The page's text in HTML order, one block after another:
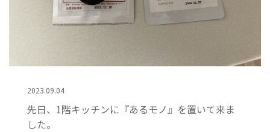
2023.09.04
先日、1階キッチンに『あるモノ』を置いて来ま
した。